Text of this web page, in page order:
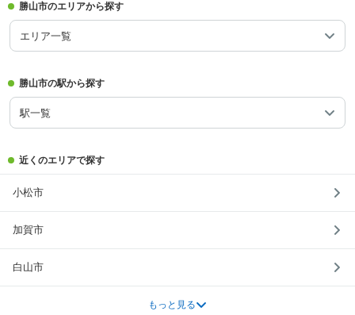
勝山市のエリアから探す
エリア一覧
勝山市の駅から探す
駅一覧
近くのエリアで探す
小松市
加賀市
白山市
もっと見る